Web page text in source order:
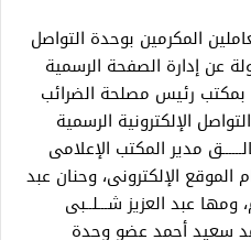
المكرمين بوحدة التواصل
عن إدارة الصفحة الرسمية
بمكتب رئيس مصلحة الضرائب
الإلكترونية الرسمية
مدير المكتب الإعلامى
الإلكترونى، وحنان عبد
عبد العزيز شـــلــبى
سعيد أحمد عضو وحدة